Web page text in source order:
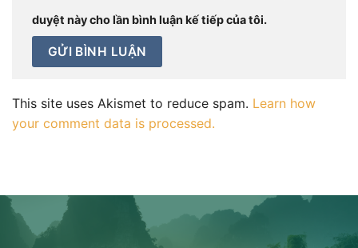
duyệt này cho lần bình luận kế tiếp của tôi.
This site uses Akismet to reduce spam. Learn how
your comment data is processed.